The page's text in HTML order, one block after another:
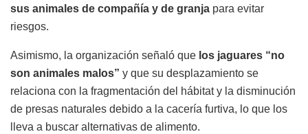
sus animales de compañía y de granja para evitar
riesgos.
Asimismo, la organización señaló que los jaguares “no
son animales malos” y que su desplazamiento se
relaciona con la fragmentación del hábitat y la disminución
de presas naturales debido a la cacería furtiva, lo que los
lleva a buscar alternativas de alimento.